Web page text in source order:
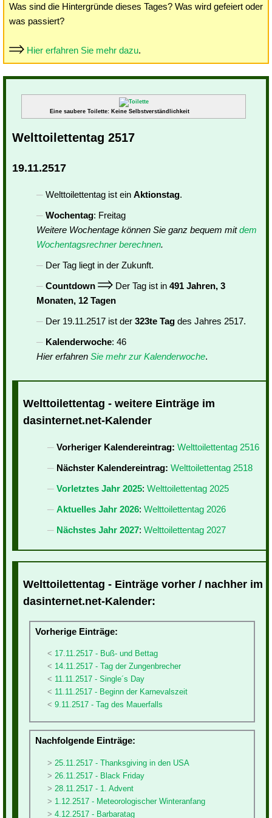
Was sind die Hintergründe dieses Tages? Was wird gefeiert oder
was passiert?
Hier erfahren Sie mehr dazu.
Eine saubere Toilette: Keine Selbstverständlichkeit
Welttoilettentag 2517
19.11.2517
Welttoilettentag ist ein Aktionstag.
Wochentag: Freitag
Weitere Wochentage können Sie ganz bequem mitdem
Wochentagsrechner berechnen.
Der Tag liegt in der Zukunft.
Countdown
Der Tag ist in 491 Jahren, 3
Monaten, 12 Tagen
Der 19.11.2517 ist der 323te Tag des Jahres 2517.
Kalenderwoche: 46
Hier erfahren Sie mehr zur Kalenderwoche.
Welttoilettentag - weitere Einträge im
dasinternet.net-Kalender
Vorheriger Kalendereintrag: Welttoilettentag 2516
Nächster Kalendereintrag: Welttoilettentag 2518
Vorletztes Jahr 2025: Welttoilettentag 2025
Aktuelles Jahr 2026: Welttoilettentag 2026
Nächstes Jahr 2027: Welttoilettentag 2027
Welttoilettentag - Einträge vorher / nachher im
dasinternet.net-Kalender:
Vorherige Einträge:
17.11.2517 - Buß- und Bettag
14.11.2517 - Tag der Zungenbrecher
11.11.2517 - Single´s Day
11.11.2517 - Beginn der Karnevalszeit
9.11.2517 - Tag des Mauerfalls
Nachfolgende Einträge:
25.11.2517 - Thanksgiving in den USA
26.11.2517 - Black Friday
28.11.2517 - 1. Advent
1.12.2517 - Meteorologischer Winteranfang
4.12.2517 - Barbaratag